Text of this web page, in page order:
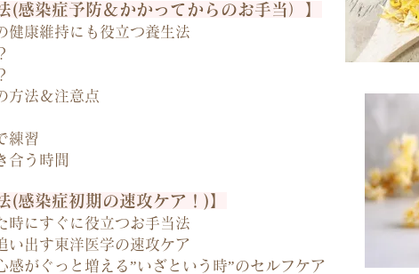
(感染症予防＆かかってからのお手当）】
健康維持にも役立つ養生法
方法＆注意点
練習
合う時間
(感染症初期の速攻ケア！)】
時にすぐに役立つお手当法
い出す東洋医学の速攻ケア
感がぐっと増える”いざという時”のセルフケア